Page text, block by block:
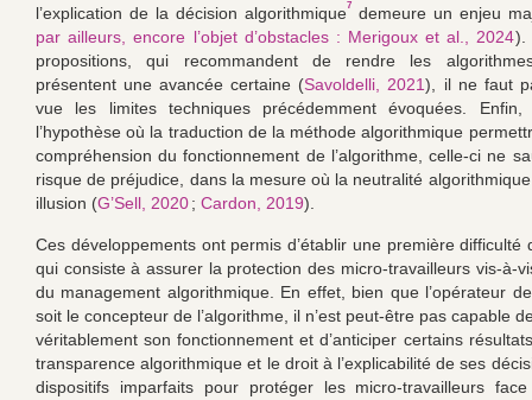
l’explication de la décision algorithmique7
demeure un enjeu
par ailleurs, encore l’objet d’obstacles : Merigoux et al., 2024).
propositions, qui recommandent de rendre les
présentent une avancée certaine (Savoldelli, 2021), il ne faut
vue les limites techniques précédemment évoquées.
l’hypothèse où la traduction de la méthode algorithmique
compréhension du fonctionnement de l’algorithme, celle-ci ne
risque de préjudice, dans la mesure où la neutralité
illusion (G’Sell, 2020; Cardon, 2019).
Ces développements ont permis d’établir une première difficulté
qui consiste à assurer la protection des micro-travailleurs vis-à-
du management algorithmique. En effet, bien que l’opérateur
soit le concepteur de l’algorithme, il n’est peut-être pas capable
véritablement son fonctionnement et d’anticiper certains
transparence algorithmique et le droit à l’explicabilité de ses
dispositifs imparfaits pour protéger les micro-travailleurs